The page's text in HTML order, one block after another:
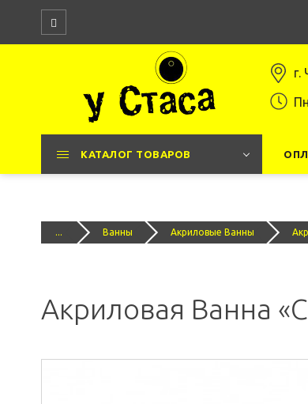
г.
КАТАЛОГ ТОВАРОВ
... Ванны Акриловые Ванны
Акриловая Ванна